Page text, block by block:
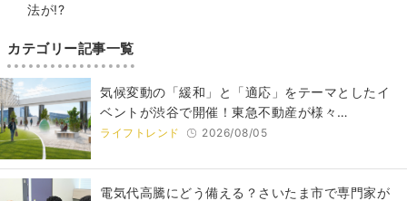
法が!?
カテゴリー記事一覧
気候変動の「緩和」と「適応」をテーマとしたイ
ベントが渋谷で開催！東急不動産が様々…
ライフトレンド 2026/08/05
電気代高騰にどう備える？さいたま市で専門家が